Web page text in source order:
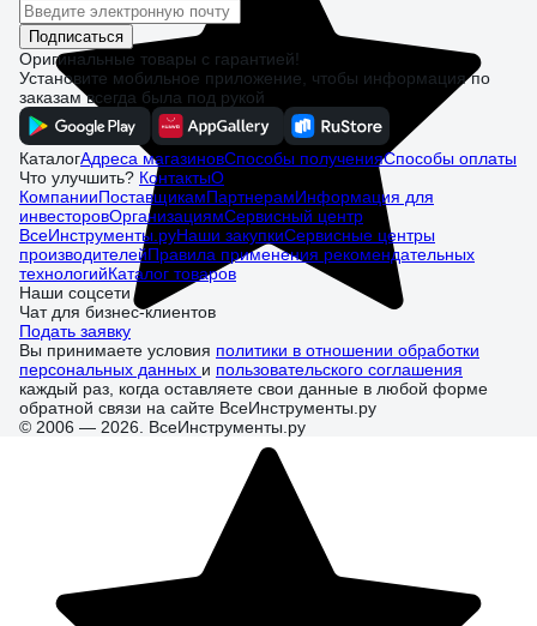
Подписаться
Оригинальные товары с гарантией!
Установите мобильное приложение, чтобы информация по
заказам всегда была под рукой
КаталогАдреса магазиновСпособы полученияСпособы оплаты
Что улучшить? КонтактыО
КомпанииПоставщикамПартнерамИнформация для
инвесторовОрганизациямСервисный центр
ВсеИнструменты.руНаши закупкиСервисные центры
производителейПравила применения рекомендательных
технологийКаталог товаров
Наши соцсети
Чат для бизнес-клиентов
Подать заявку
Вы принимаете условия политики в отношении обработки
персональных данных и пользовательского соглашения
каждый раз, когда оставляете свои данные в любой форме
обратной связи на сайте ВсеИнструменты.ру
© 2006 — 2026. ВсеИнструменты.ру